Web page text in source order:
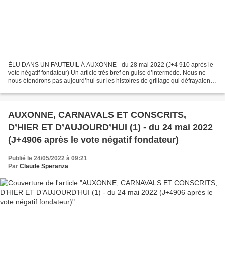
ÉLU DANS UN FAUTEUIL À AUXONNE - du 28 mai 2022 (J+4 910 après le
vote négatif fondateur) Un article très bref en guise d’intermède. Nous ne
nous étendrons pas aujourd’hui sur les histoires de grillage qui défrayaient
AUXONNE, CARNAVALS ET CONSCRITS,
D’HIER ET D’AUJOURD’HUI (1) - du 24 mai 2022
(J+4906 après le vote négatif fondateur)
Publié le 24/05/2022 à 09:21
Par Claude Speranza